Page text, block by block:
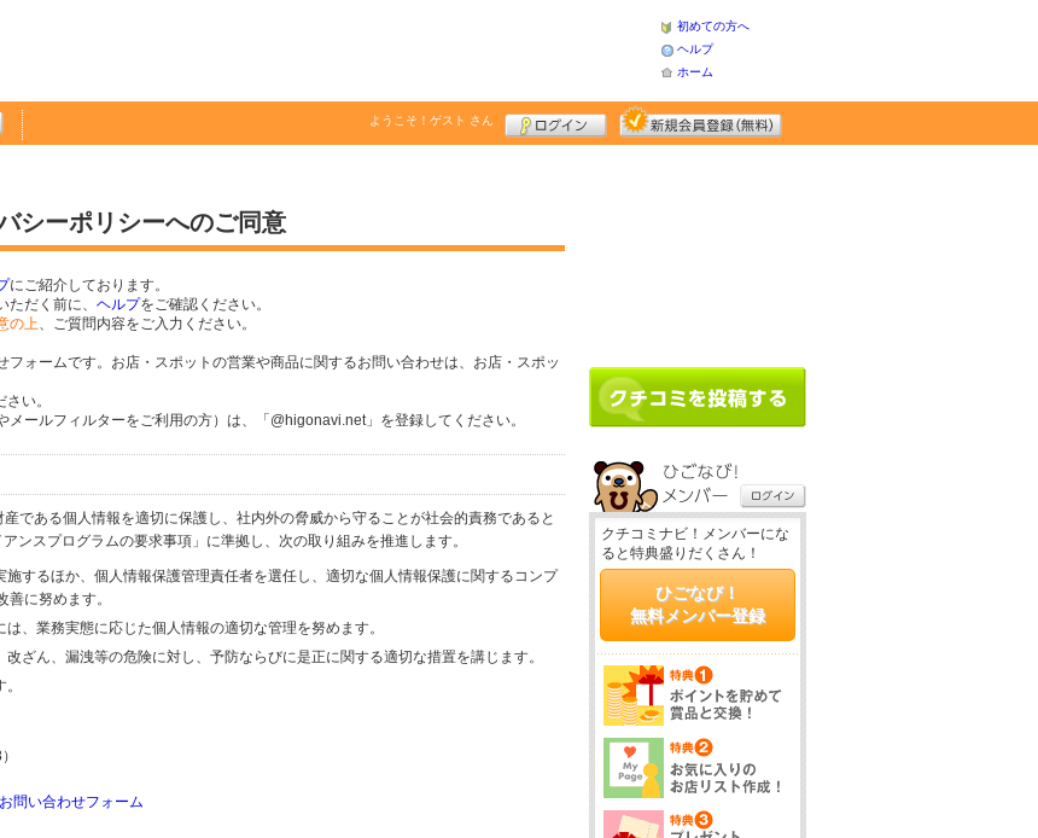
初めての方へ
ヘルプ
ホーム
ようこそ！ ゲスト さん
シーポリシーへのご同意
にご紹介しております。
だく前に、 ヘルプをご確認ください。
の上、ご質問内容をご入力ください。
ォームです。お店・スポットの営業や商品に関するお問い合わせは、お店・スポッ
い。
ールフィルターをご利用の方）は、「@higonavi.net」を登録してください。
である個人情報を適切に保護し、社内外の脅威から守ることが社会的責務であると
ンスプログラムの要求事項」に準拠し、次の取り組みを推進します。
するほか、個人情報保護管理責任者を選任し、適切な個人情報保護に関するコンプ
に努めます。
、業務実態に応じた個人情報の適切な管理を努めます。
ざん、漏洩等の危険に対し、予防ならびに是正に関する適切な措置を講じます。
問い合わせフォーム
クチコミナビ！メンバーにな
ると特典盛りだくさん！
ひごなび！
無料メンバー登録